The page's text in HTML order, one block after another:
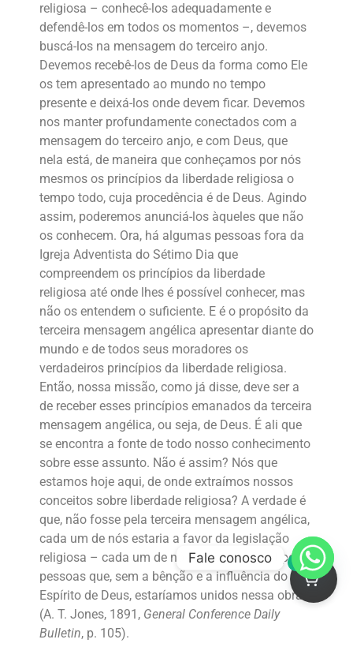
religiosa – conhecê-los adequadamente e
defendê-los em todos os momentos –, devemos
buscá-los na mensagem do terceiro anjo.
Devemos recebê-los de Deus da forma como Ele
os tem apresentado ao mundo no tempo
presente e deixá-los onde devem ficar. Devemos
nos manter profundamente conectados com a
mensagem do terceiro anjo, e com Deus, que
nela está, de maneira que conheçamos por nós
mesmos os princípios da liberdade religiosa o
tempo todo, cuja procedência é de Deus. Agindo
assim, poderemos anunciá-los àqueles que não
os conhecem. Ora, há algumas pessoas fora da
Igreja Adventista do Sétimo Dia que
compreendem os princípios da liberdade
religiosa até onde lhes é possível conhecer, mas
não os entendem o suficiente. E é o propósito da
terceira mensagem angélica apresentar diante do
mundo e de todos seus moradores os
verdadeiros princípios da liberdade religiosa.
Então, nossa missão, como já disse, deve ser a
de receber esses princípios emanados da terceira
mensagem angélica, ou seja, de Deus. É ali que
se encontra a fonte de todo nosso conhecimento
sobre esse assunto. Não é assim? Nós que
estamos hoje aqui, de onde extraímos nossos
conceitos sobre liberdade religiosa? A verdade é
que, não fosse pela terceira mensagem angélica,
cada um de nós estaria a favor da legislação
religiosa – cada um de nós, pois somos o tipo de
pessoas que, sem a bênção e a influência do
Espírito de Deus, estaríamos unidos nessa obra”
(A. T. Jones, 1891, General Conference Daily
Bulletin, p. 105).
Fale conosco